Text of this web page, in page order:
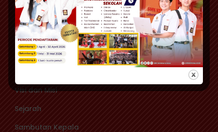
0318284121
6285143000190
smkketintang@gmail.com
Profil SMK KETINTANG SURABAYA
Visi dan Misi
Sejarah
Sambutan Kepala